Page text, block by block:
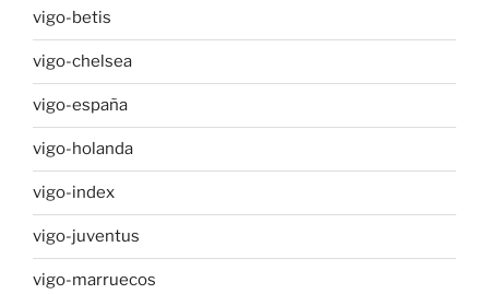
vigo-betis
vigo-chelsea
vigo-españa
vigo-holanda
vigo-index
vigo-juventus
vigo-marruecos